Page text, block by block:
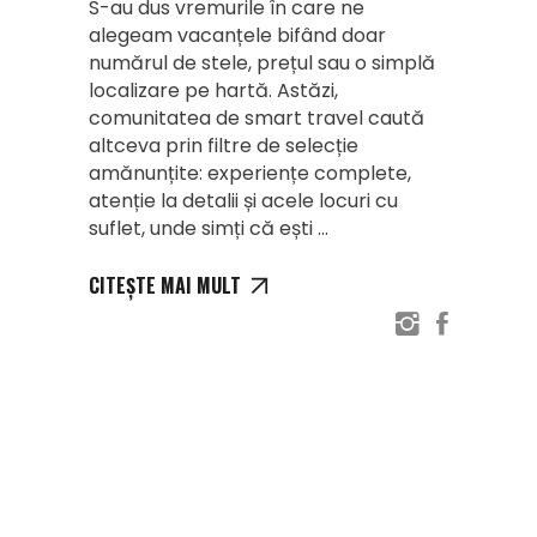
S-au dus vremurile în care ne
alegeam vacanțele bifând doar
numărul de stele, prețul sau o simplă
localizare pe hartă. Astăzi,
comunitatea de smart travel caută
altceva prin filtre de selecție
amănunțite: experiențe complete,
atenție la detalii și acele locuri cu
suflet, unde simți că ești
CITEȘTE MAI MULT